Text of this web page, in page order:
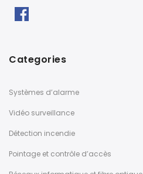
Categories
Systèmes d’alarme
Vidéo surveillance
Détection incendie
Pointage et contrôle d’accès